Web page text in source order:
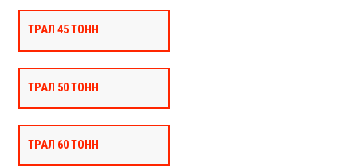
ТРАЛ 45 ТОНН
ТРАЛ 50 ТОНН
ТРАЛ 60 ТОНН